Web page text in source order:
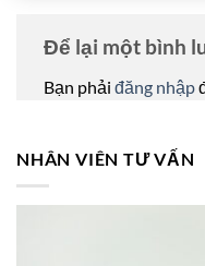
Để lại một bình
Bạn phải đăng nhập
NHÂN VIÊN TƯ VẤN